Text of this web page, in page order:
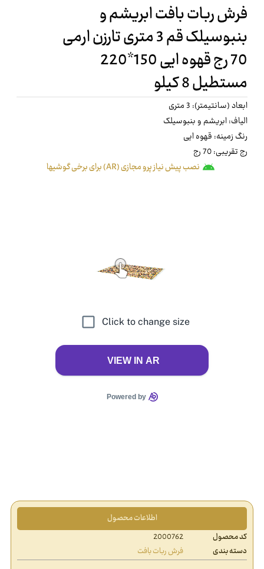
فرش ربات بافت ابریشم و
بنبوسیلک قم 3 متری تارزن ارمی
70 رج قهوه ایی 150*220
مستطیل 8 کیلو
ابعاد (سانتیمتر): 3 متری
الیاف: ابریشم و بنبوسیلک
رنگ زمینه: قهوه ایی
رج تقریبی: 70 رج
نصب پیش نیاز پرو مجازی (AR) برای برخی گوشیها
اطلاعات محصول
کد محصول
2000762
دسته بندی
فرش ربات بافت